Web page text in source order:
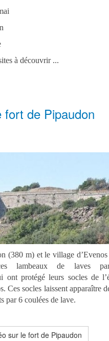
à découvrir ...
fort de Pipaudon
(380 m) et le village
lambeaux de laves
ont protégé leurs socles de
Ces socles laissent apparaître
par 6 coulées de lave.
sur le fort de Pipaudon